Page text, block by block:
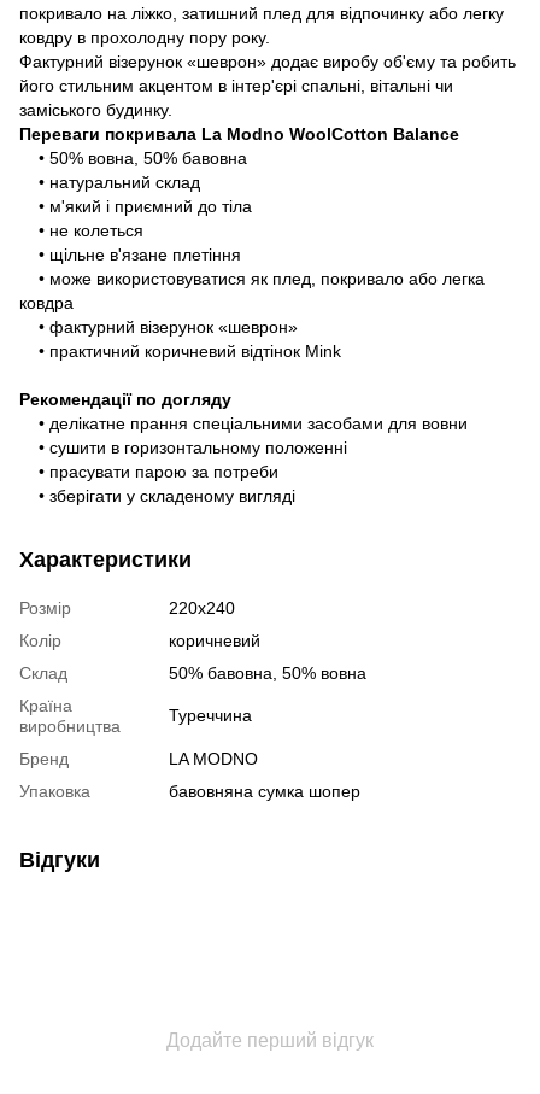
покривало на ліжко, затишний плед для відпочинку або легку
ковдру в прохолодну пору року.
Фактурний візерунок «шеврон» додає виробу об'єму та робить
його стильним акцентом в інтер'єрі спальні, вітальні чи
заміського будинку.
Переваги покривала La Modno WoolCotton Balance
• 50% вовна, 50% бавовна
• натуральний склад
• м'який і приємний до тіла
• не колеться
• щільне в'язане плетіння
• може використовуватися як плед, покривало або легка
ковдра
• фактурний візерунок «шеврон»
• практичний коричневий відтінок Mink
Рекомендації по догляду
• делікатне прання спеціальними засобами для вовни
• сушити в горизонтальному положенні
• прасувати парою за потреби
• зберігати у складеному вигляді
Характеристики
Розмір
220х240
Колір
коричневий
Склад
50% бавовна, 50% вовна
Країна
виробництва
Туреччина
Бренд
LA MODNO
Упаковка
бавовняна сумка шопер
Відгуки
Додайте перший відгук